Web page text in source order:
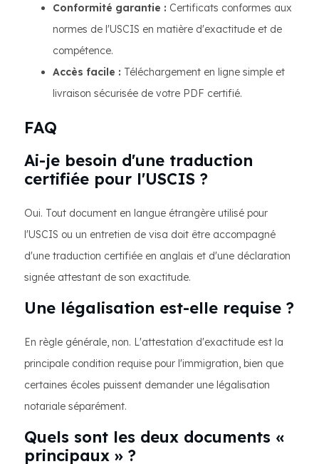
Conformité garantie : Certificats conformes aux
normes de l'USCIS en matière d'exactitude et de
compétence.
Accès facile : Téléchargement en ligne simple et
livraison sécurisée de votre PDF certifié.
FAQ
Ai-je besoin d'une traduction
certifiée pour l'USCIS ?
Oui. Tout document en langue étrangère utilisé pour
l'USCIS ou un entretien de visa doit être accompagné
d'une traduction certifiée en anglais et d'une déclaration
signée attestant de son exactitude.
Une légalisation est-elle requise ?
En règle générale, non. L'attestation d'exactitude est la
principale condition requise pour l'immigration, bien que
certaines écoles puissent demander une légalisation
notariale séparément.
Quels sont les deux documents «
principaux » ?